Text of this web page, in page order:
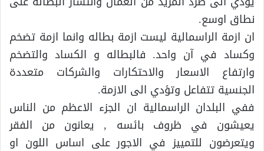
نطاق اوسع.
ان ازمة الراسمالية ليست ازمة بطاله وانما ازمة تضخم
وكساد في آن واحد. فالبطاله و الكساد والتضخم
وارتفاع الاسعار والاحتكارات والشركات متعددة
الجنسية تتفاعل وتؤدي الى الازمة.
ففي البلدان الراسمالية ان الجزء الاعظم من الناس
يعيشون في ظروف بائسه , يعانون من الفقر
ويتعرضون للتمييز في الاجور على اساس اللون او